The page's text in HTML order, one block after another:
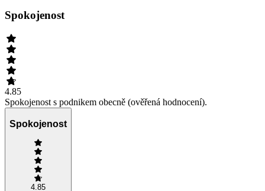
Spokojenost
4.85
Spokojenost s podnikem obecně (ověřená hodnocení).
Spokojenost
4.85